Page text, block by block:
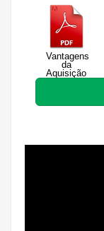
Vantagens
da
Aquisição